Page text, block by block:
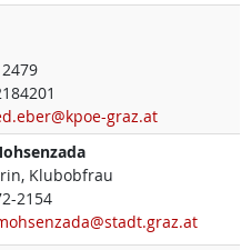
graz.at
Klubobfrau
2154